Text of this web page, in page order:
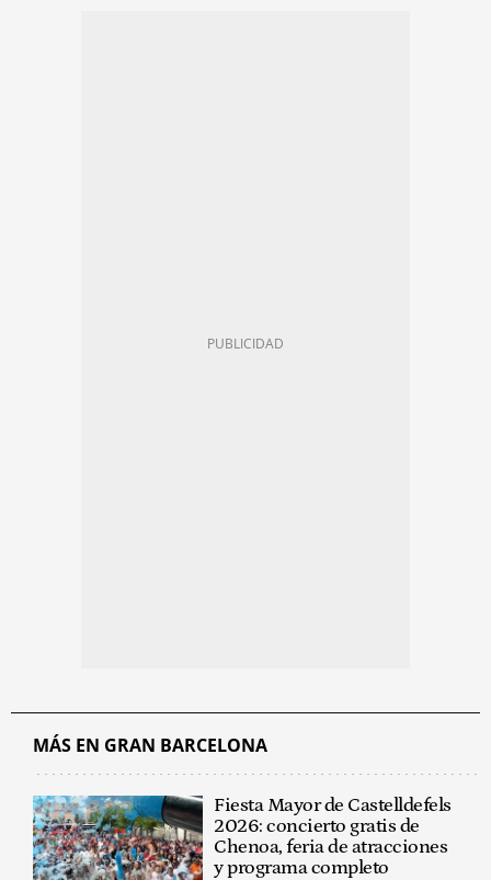
MÁS EN GRAN BARCELONA
Fiesta Mayor de Castelldefels
2026: concierto gratis de
Chenoa, feria de atracciones
y programa completo